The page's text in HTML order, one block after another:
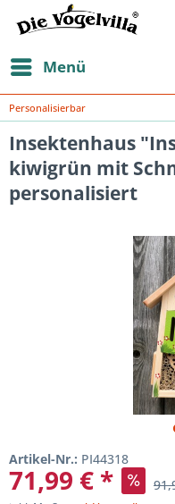
Menü
Personalisierbar
Insektenhaus
kiwigrün mit
personalisiert
Artikel-Nr.: PI44318
71,99 € *